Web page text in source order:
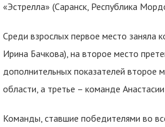
«Эстрелла» (Саранск, Республика
Среди взрослых первое место заняла
Ирина Бачкова), на второе место
дополнительных показателей второе
области, а третье – команде
Команды, ставшие победителями во